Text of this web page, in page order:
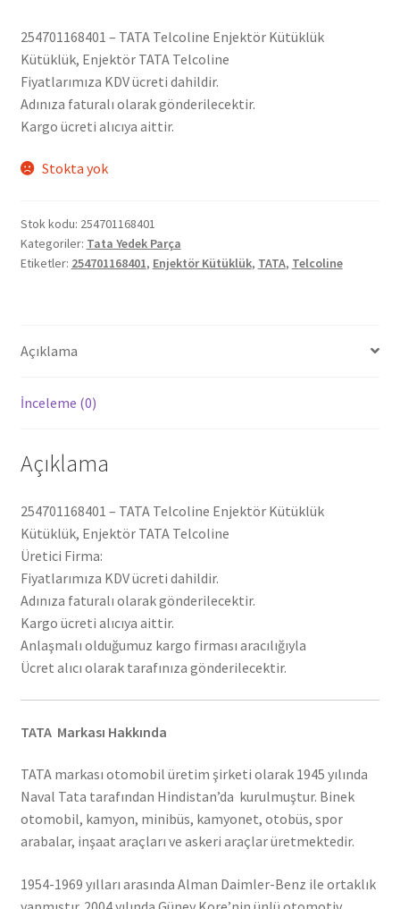
254701168401 – TATA Telcoline Enjektör Kütüklük
Kütüklük, Enjektör TATA Telcoline
Fiyatlarımıza KDV ücreti dahildir.
Adınıza faturalı olarak gönderilecektir.
Kargo ücreti alıcıya aittir.
Stokta yok
Stok kodu: 254701168401
Kategoriler: Tata Yedek Parça
Etiketler: 254701168401, Enjektör Kütüklük, TATA, Telcoline
Açıklama
İnceleme (0)
Açıklama
254701168401 – TATA Telcoline Enjektör Kütüklük
Kütüklük, Enjektör TATA Telcoline
Üretici Firma:
Fiyatlarımıza KDV ücreti dahildir.
Adınıza faturalı olarak gönderilecektir.
Kargo ücreti alıcıya aittir.
Anlaşmalı olduğumuz kargo firması aracılığıyla
Ücret alıcı olarak tarafınıza gönderilecektir.
TATA Markası Hakkında
TATA markası otomobil üretim şirketi olarak 1945 yılında
Naval Tata tarafından Hindistan’da kurulmuştur. Binek
otomobil, kamyon, minibüs, kamyonet, otobüs, spor
arabalar, inşaat araçları ve askeri araçlar üretmektedir.
1954-1969 yılları arasında Alman Daimler-Benz ile ortaklık